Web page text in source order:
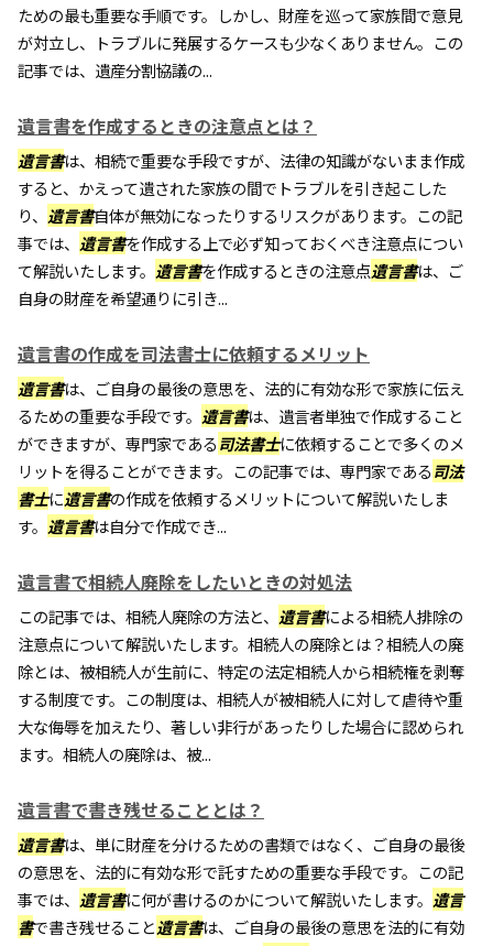
ための最も重要な手順です。しかし、財産を巡って家族間で意見
が対立し、トラブルに発展するケースも少なくありません。この
記事では、遺産分割協議の...
遺言書を作成するときの注意点とは？
遺言書は、相続で重要な手段ですが、法律の知識がないまま作成
すると、かえって遺された家族の間でトラブルを引き起こした
り、 遺言書自体が無効になったりするリスクがあります。この記
事では、 遺言書を作成する上で必ず知っておくべき注意点につい
て解説いたします。 遺言書を作成するときの注意点遺言書は、ご
自身の財産を希望通りに引き...
遺言書の作成を司法書士に依頼するメリット
遺言書は、ご自身の最後の意思を、法的に有効な形で家族に伝え
るための重要な手段です。 遺言書は、遺言者単独で作成すること
ができますが、専門家である司法書士に依頼することで多くのメ
リットを得ることができます。この記事では、専門家である司法
書士に遺言書の作成を依頼するメリットについて解説いたしま
す。 遺言書は自分で作成でき...
遺言書で相続人廃除をしたいときの対処法
この記事では、相続人廃除の方法と、 遺言書による相続人排除の
注意点について解説いたします。相続人の廃除とは？相続人の廃
除とは、被相続人が生前に、特定の法定相続人から相続権を剥奪
する制度です。この制度は、相続人が被相続人に対して虐待や重
大な侮辱を加えたり、著しい非行があったりした場合に認められ
ます。相続人の廃除は、被...
遺言書で書き残せることとは？
遺言書は、単に財産を分けるための書類ではなく、ご自身の最後
の意思を、法的に有効な形で託すための重要な手段です。この記
事では、 遺言書に何が書けるのかについて解説いたします。 遺言
書で書き残せること遺言書は、ご自身の最後の意思を法的に有効